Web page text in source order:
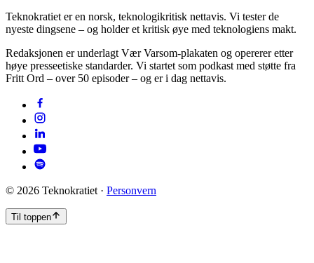
Teknokratiet er en norsk, teknologikritisk nettavis. Vi tester de
nyeste dingsene – og holder et kritisk øye med teknologiens makt.
Redaksjonen er underlagt Vær Varsom-plakaten og opererer etter
høye presseetiske standarder. Vi startet som podkast med støtte fra
Fritt Ord – over 50 episoder – og er i dag nettavis.
© 2026 Teknokratiet · Personvern
Til toppen